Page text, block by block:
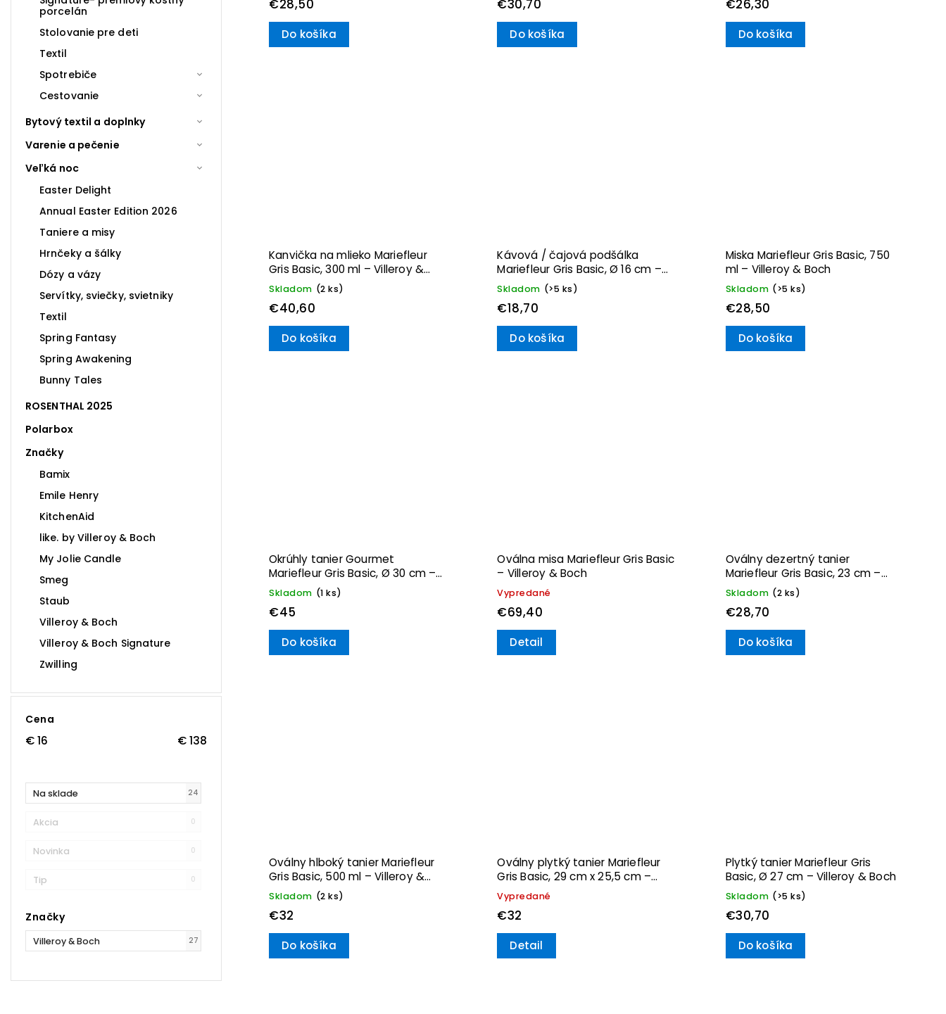
porcelán
Stolovanie pre deti
Textil
Spotrebiče
Cestovanie
Bytový textil a doplnky
Varenie a pečenie
Veľká noc
Easter Delight
Annual Easter Edition 2026
Taniere a misy
Hrnčeky a šálky
Dózy a vázy
Servítky, sviečky, svietniky
Textil
Spring Fantasy
Spring Awakening
Bunny Tales
ROSENTHAL 2025
Polarbox
Značky
Bamix
Emile Henry
KitchenAid
like. by Villeroy & Boch
My Jolie Candle
Smeg
Staub
Villeroy & Boch
Villeroy & Boch Signature
Zwilling
Cena
€16 €138
Na sklade 24
Akcia 0
Novinka 0
Tip 0
Značky
Villeroy & Boch 27
€28,50
Do košíka
€30,70
Do košíka
€26,30
Do košíka
Kanvička na mlieko Mariefleur
Gris Basic, 300 ml – Villeroy &
Boch
Skladom (2 ks)
€40,60
Do košíka
Kávová / čajová podšálka
Mariefleur Gris Basic, Ø 16 cm –
Villeroy & Boch
Skladom (>5 ks)
€18,70
Do košíka
Miska Mariefleur Gris Basic, 750
ml – Villeroy & Boch
Skladom (>5 ks)
€28,50
Do košíka
Okrúhly tanier Gourmet
Mariefleur Gris Basic, Ø 30 cm –
Villeroy & Boch
Skladom (1 ks)
€45
Do košíka
Oválna misa Mariefleur Gris Basic
– Villeroy & Boch
Vypredané
€69,40
Detail
Oválny dezertný tanier
Mariefleur Gris Basic, 23 cm –
Villeroy & Boch
Skladom (2 ks)
€28,70
Do košíka
Oválny hlboký tanier Mariefleur
Gris Basic, 500 ml – Villeroy &
Boch
Skladom (2 ks)
€32
Do košíka
Oválny plytký tanier Mariefleur
Gris Basic, 29 cm x 25,5 cm –
Villeroy & Boch
Vypredané
€32
Detail
Plytký tanier Mariefleur Gris
Basic, Ø 27 cm – Villeroy & Boch
Skladom (>5 ks)
€30,70
Do košíka